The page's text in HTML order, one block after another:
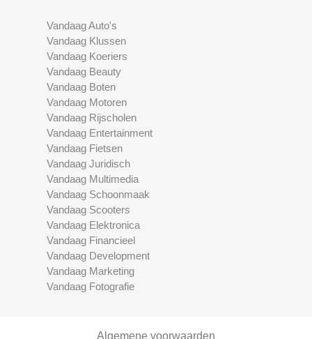
Vandaag Auto's
Vandaag Klussen
Vandaag Koeriers
Vandaag Beauty
Vandaag Boten
Vandaag Motoren
Vandaag Rijscholen
Vandaag Entertainment
Vandaag Fietsen
Vandaag Juridisch
Vandaag Multimedia
Vandaag Schoonmaak
Vandaag Scooters
Vandaag Elektronica
Vandaag Financieel
Vandaag Development
Vandaag Marketing
Vandaag Fotografie
Algemene voorwaarden